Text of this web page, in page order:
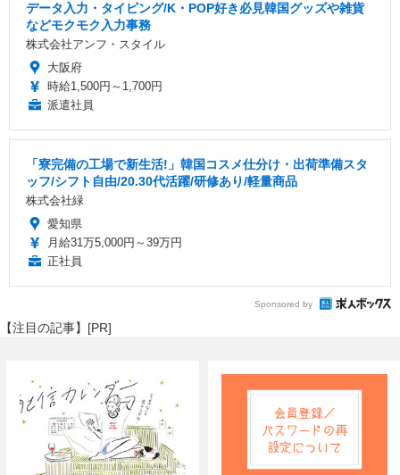
データ入力・タイピング/K・POP好き必見韓国グッズや雑貨
などモクモク入力事務
株式会社アンフ・スタイル
大阪府
時給1,500円～1,700円
派遣社員
「寮完備の工場で新生活!」韓国コスメ仕分け・出荷準備スタ
ッフ/シフト自由/20.30代活躍/研修あり/軽量商品
株式会社緑
愛知県
月給31万5,000円～39万円
正社員
Sponsored by
【注目の記事】[PR]